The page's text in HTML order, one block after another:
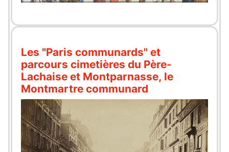
Les "Paris communards" et
parcours cimetières du Père-
Lachaise et Montparnasse, le
Montmartre communard